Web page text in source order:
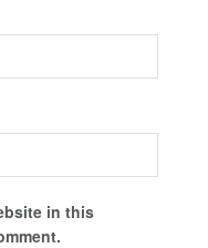
in this